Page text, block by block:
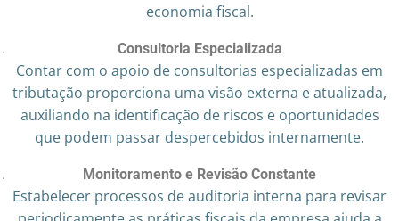
economia fiscal.
Consultoria Especializada
Contar com o apoio de consultorias especializadas em
tributação proporciona uma visão externa e atualizada,
auxiliando na identificação de riscos e oportunidades
que podem passar despercebidos internamente.
Monitoramento e Revisão Constante
Estabelecer processos de auditoria interna para revisar